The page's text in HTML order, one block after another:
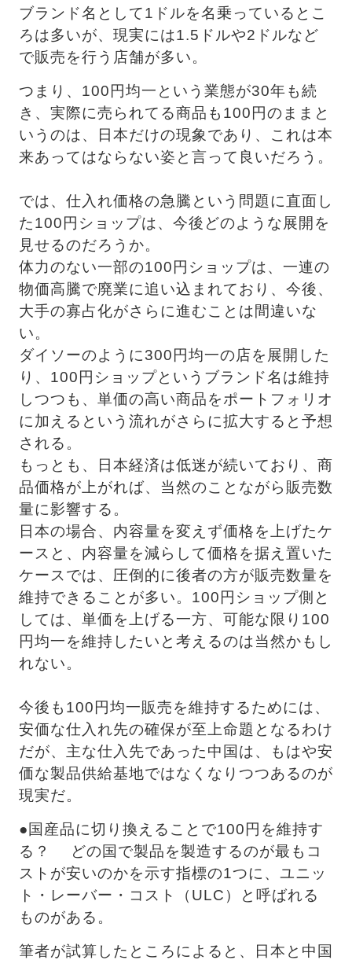
ブランド名として1ドルを名乗っているとこ
ろは多いが、現実には1.5ドルや2ドルなど
で販売を行う店舗が多い。
つまり、100円均一という業態が30年も続
き、実際に売られてる商品も100円のままと
いうのは、日本だけの現象であり、これは本
来あってはならない姿と言って良いだろう。
では、仕入れ価格の急騰という問題に直面し
た100円ショップは、今後どのような展開を
見せるのだろうか。
体力のない一部の100円ショップは、一連の
物価高騰で廃業に追い込まれており、今後、
大手の寡占化がさらに進むことは間違いな
い。
ダイソーのように300円均一の店を展開した
り、100円ショップというブランド名は維持
しつつも、単価の高い商品をポートフォリオ
に加えるという流れがさらに拡大すると予想
される。
もっとも、日本経済は低迷が続いており、商
品価格が上がれば、当然のことながら販売数
量に影響する。
日本の場合、内容量を変えず価格を上げたケ
ースと、内容量を減らして価格を据え置いた
ケースでは、圧倒的に後者の方が販売数量を
維持できることが多い。100円ショップ側と
しては、単価を上げる一方、可能な限り100
円均一を維持したいと考えるのは当然かもし
れない。
今後も100円均一販売を維持するためには、
安価な仕入れ先の確保が至上命題となるわけ
だが、主な仕入先であった中国は、もはや安
価な製品供給基地ではなくなりつつあるのが
現実だ。
●国産品に切り換えることで100円を維持す
る？ 　どの国で製品を製造するのが最もコ
ストが安いのかを示す指標の1つに、ユニッ
ト・レーバー・コスト（ULC）と呼ばれる
ものがある。
筆者が試算したところによると、日本と中国